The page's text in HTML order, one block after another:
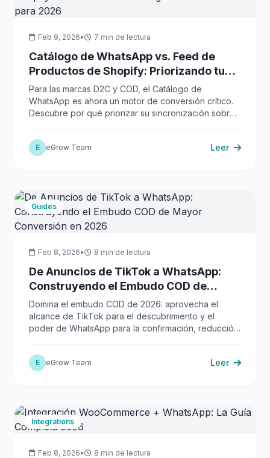
Feb 9, 2026• 7 min de lectura
Catálogo de WhatsApp vs. Feed de
Productos de Shopify: Priorizando tu
Estrategia de Sincronización para
2026
Para las marcas D2C y COD, el Catálogo de
WhatsApp es ahora un motor de conversión crítico.
Descubre por qué priorizar su sincronización sobre
E eGrow Team Leer
Guides
Feb 8, 2026• 8 min de lectura
De Anuncios de TikTok a WhatsApp:
Construyendo el Embudo COD de
Mayor Conversión en 2026
Domina el embudo COD de 2026: aprovecha el
alcance de TikTok para el descubrimiento y el
poder de WhatsApp para la confirmación, reducción
E eGrow Team Leer
Integrations
Feb 8, 2026• 8 min de lectura